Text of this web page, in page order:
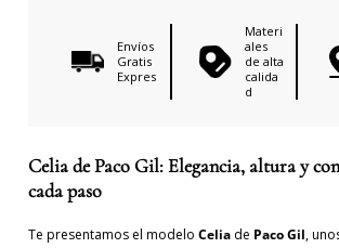
Envíos
Gratis
Expres
Materi
ales
de alta
calida
d
Celia de Paco Gil: Elegancia, altura y
cada paso
Te presentamos el modelo Celiade Paco Gil,